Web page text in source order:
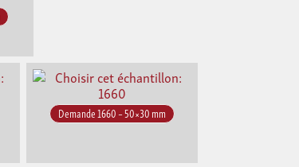
Demande 1660 – 50×30 mm